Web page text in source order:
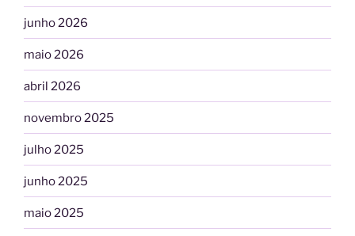
junho 2026
maio 2026
abril 2026
novembro 2025
julho 2025
junho 2025
maio 2025